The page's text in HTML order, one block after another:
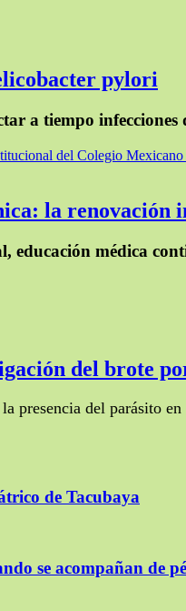
pylori
a tiempo
del Colegio
la
educación médica
del brote
presencia del parásito
de Tacubaya
se acompañan de